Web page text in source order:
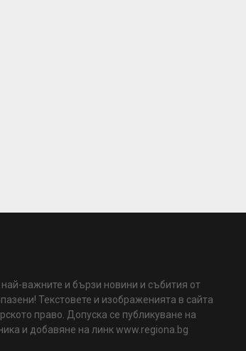
важните и бързи новини и събития от
Текстовете и изображенията в сайта
право. Допуска се публикуване на
и добавяне на линк www.regiona.bg